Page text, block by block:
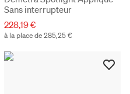
Sans interrupteur
228,19 €
à la place de 285,25 €